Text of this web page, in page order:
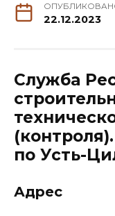
22.12.2023
Служба
по Усть-
Адрес